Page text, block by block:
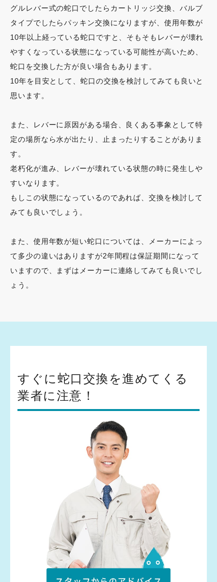
緊急！水道救急センタ
ーへ電話をかける
受付時間：24時間365日対応！
グルレバー式の蛇口でしたらカートリッジ交換、バルブ
タイプでしたらパッキン交換になりますが、使用年数が
10年以上経っている蛇口ですと、そもそもレバーが壊れ
やすくなっている状態になっている可能性が高いため、
蛇口を交換した方が良い場合もあります。
10年を目安として、蛇口の交換を検討してみても良いと
思います。
また、レバーに原因がある場合、良くある事象として特
定の場所なら水が出たり、止まったりすることがありま
す。
老朽化が進み、レバーが壊れている状態の時に発生しや
すいなります。
もしこの状態になっているのであれば、交換を検討して
みても良いでしょう。
また、使用年数が短い蛇口については、メーカーによっ
て多少の違いはありますが2年間程は保証期間になって
いますので、まずはメーカーに連絡してみても良いでし
ょう。
すぐに蛇口交換を進めてくる
業者に注意！